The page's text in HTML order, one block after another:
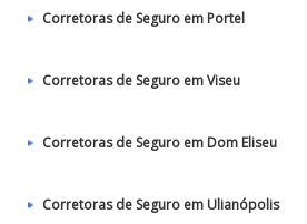
Corretoras de Seguro em Portel
Corretoras de Seguro em Viseu
Corretoras de Seguro em Dom Eliseu
Corretoras de Seguro em Ulianópolis